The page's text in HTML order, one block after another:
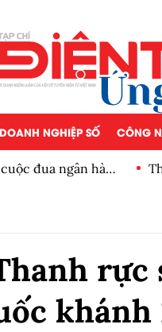
DOANH NGHIỆP SỐ CÔNG
đua ngân hàng
rực